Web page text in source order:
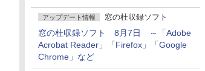
アップデート情報 窓の杜収録ソフト
窓の杜収録ソフト 8月7日 ～「Adobe
Acrobat Reader」「Firefox」「Google
Chrome」など